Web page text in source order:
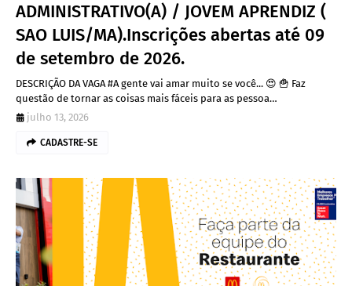
ADMINISTRATIVO(A) / JOVEM APRENDIZ (
SAO LUIS/MA).Inscrições abertas até 09
de setembro de 2026.
DESCRIÇÃO DA VAGA #A gente vai amar muito se você... 😍 🍟 Faz
questão de tornar as coisas mais fáceis para as pessoa…
julho 13, 2026
CADASTRE-SE